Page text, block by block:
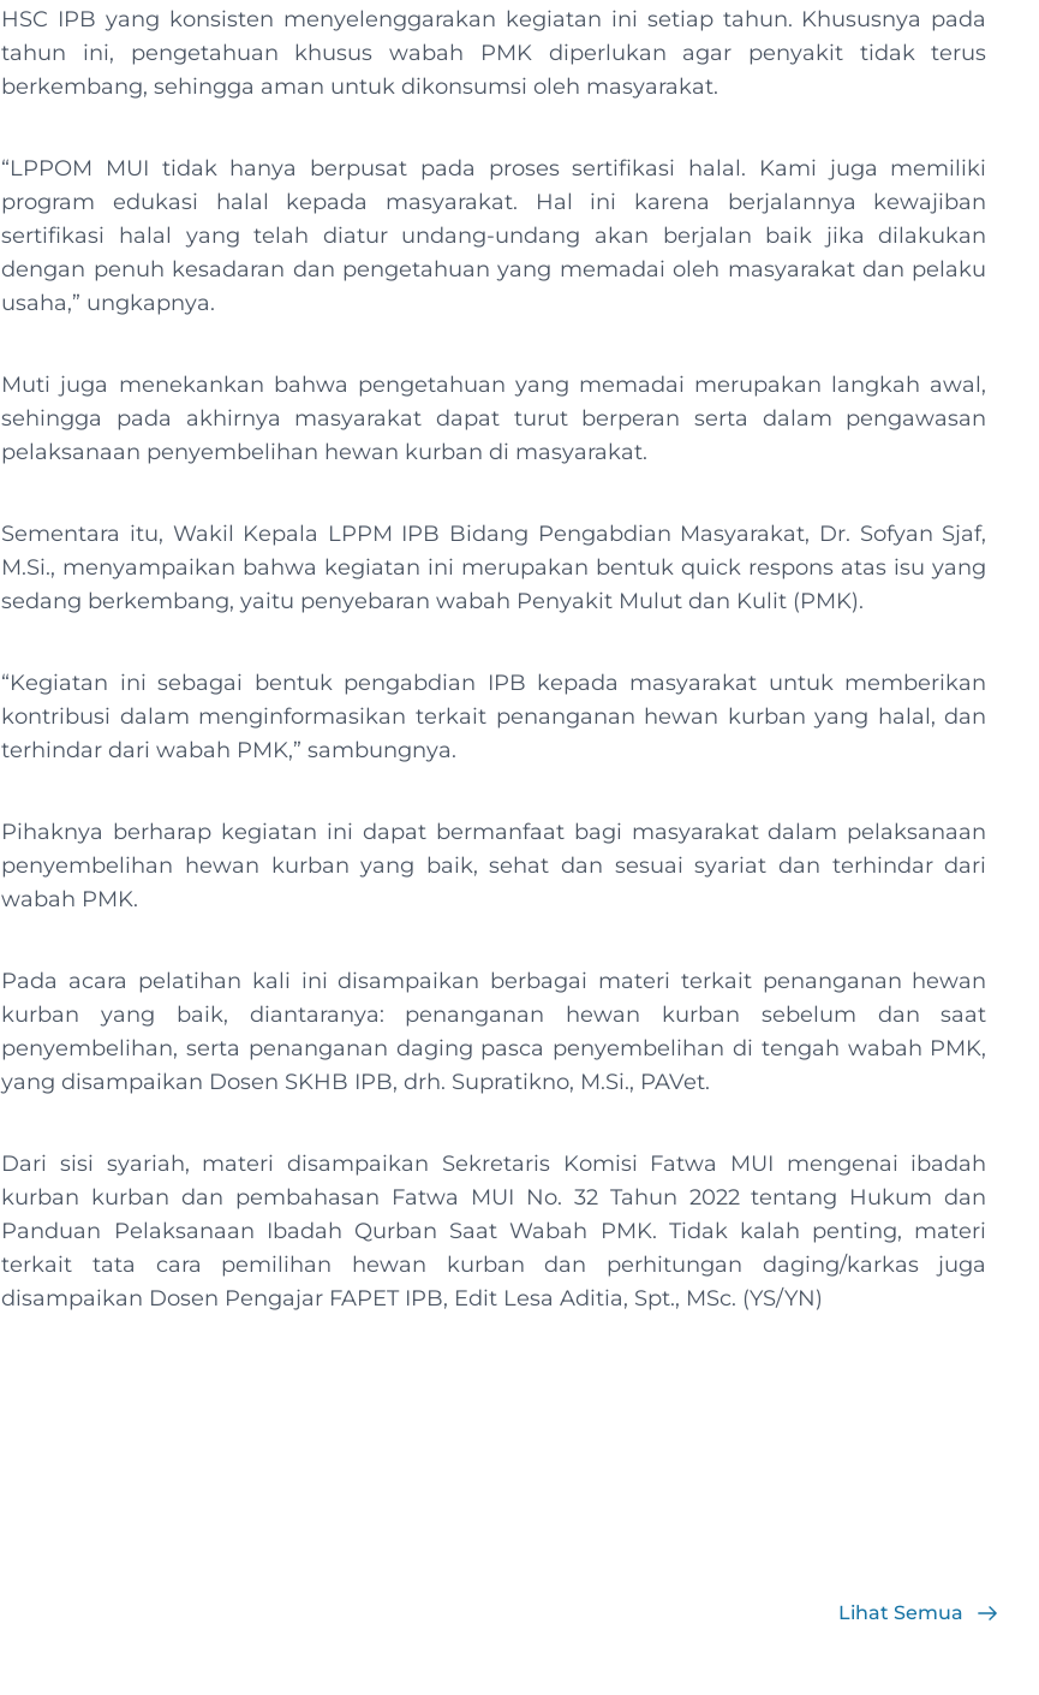
HSC IPB yang konsisten menyelenggarakan kegiatan ini setiap tahun. Khususnya pada
tahun ini, pengetahuan khusus wabah PMK diperlukan agar penyakit tidak terus
berkembang, sehingga aman untuk dikonsumsi oleh masyarakat.
“LPPOM MUI tidak hanya berpusat pada proses sertifikasi halal. Kami juga memiliki
program edukasi halal kepada masyarakat. Hal ini karena berjalannya kewajiban
sertifikasi halal yang telah diatur undang-undang akan berjalan baik jika dilakukan
dengan penuh kesadaran dan pengetahuan yang memadai oleh masyarakat dan pelaku
usaha,” ungkapnya.
Muti juga menekankan bahwa pengetahuan yang memadai merupakan langkah awal,
sehingga pada akhirnya masyarakat dapat turut berperan serta dalam pengawasan
pelaksanaan penyembelihan hewan kurban di masyarakat.
Sementara itu, Wakil Kepala LPPM IPB Bidang Pengabdian Masyarakat, Dr. Sofyan Sjaf,
M.Si., menyampaikan bahwa kegiatan ini merupakan bentuk quick respons atas isu yang
sedang berkembang, yaitu penyebaran wabah Penyakit Mulut dan Kulit (PMK).
“Kegiatan ini sebagai bentuk pengabdian IPB kepada masyarakat untuk memberikan
kontribusi dalam menginformasikan terkait penanganan hewan kurban yang halal, dan
terhindar dari wabah PMK,” sambungnya.
Pihaknya berharap kegiatan ini dapat bermanfaat bagi masyarakat dalam pelaksanaan
penyembelihan hewan kurban yang baik, sehat dan sesuai syariat dan terhindar dari
wabah PMK.
Pada acara pelatihan kali ini disampaikan berbagai materi terkait penanganan hewan
kurban yang baik, diantaranya: penanganan hewan kurban sebelum dan saat
penyembelihan, serta penanganan daging pasca penyembelihan di tengah wabah PMK,
yang disampaikan Dosen SKHB IPB, drh. Supratikno, M.Si., PAVet.
Dari sisi syariah, materi disampaikan Sekretaris Komisi Fatwa MUI mengenai ibadah
kurban kurban dan pembahasan Fatwa MUI No. 32 Tahun 2022 tentang Hukum dan
Panduan Pelaksanaan Ibadah Qurban Saat Wabah PMK. Tidak kalah penting, materi
terkait tata cara pemilihan hewan kurban dan perhitungan daging/karkas juga
disampaikan Dosen Pengajar FAPET IPB, Edit Lesa Aditia, Spt., MSc. (YS/YN)
Lihat Semua